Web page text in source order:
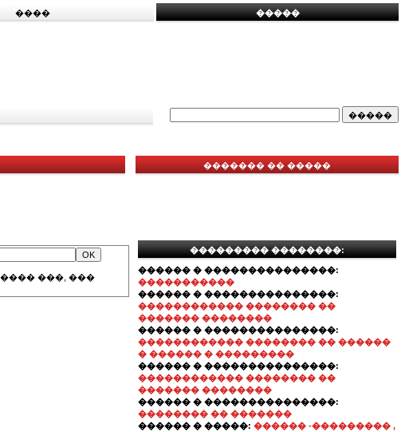
���� �����
���, ���
������� �� �����
��������� ��������:
������ � ���������������:
�����������
������ � ���������������:
������������ �������� ��
������� ��������
������ � ���������������:
������������ �������� �� ������
� ������ � ���������
������ � ���������������:
������������ �������� ��
������� ��������
������ � ���������������:
�������� �� �������
������ � �����: ������ -��������� ,